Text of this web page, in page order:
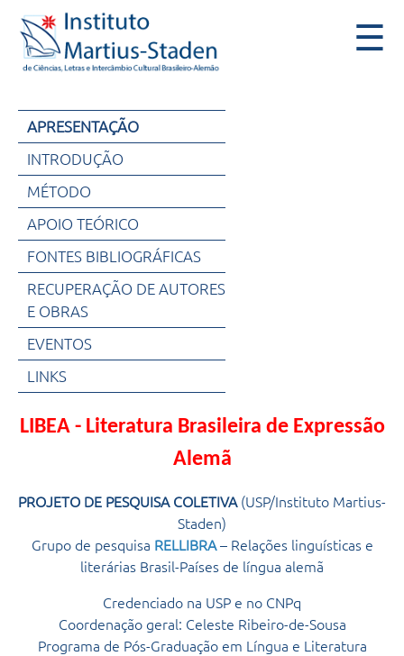
☰
QUEM
SOMOS
SOBRE
O
INSTITUTO
PROJETOS
CULTURAIS
TRABALHE
CONOSCO
DOAÇÕES
PESQUISE
GENEALOGIA
APRESENTAÇÃO
INTRODUÇÃO
MÉTODO
APOIO TEÓRICO
FONTES BIBLIOGRÁFICAS
RECUPERAÇÃO DE AUTORES
E OBRAS
EVENTOS
LINKS
LIBEA - Literatura Brasileira de Expressão
Alemã
PROJETO DE PESQUISA COLETIVA(USP/Instituto Martius-
Staden)
Grupo de pesquisa RELLIBRA– Relações linguísticas e
literárias Brasil-Países de língua alemã
Credenciado na USP e no CNPq
Coordenação geral: Celeste Ribeiro-de-Sousa
Programa de Pós-Graduação em Língua e Literatura